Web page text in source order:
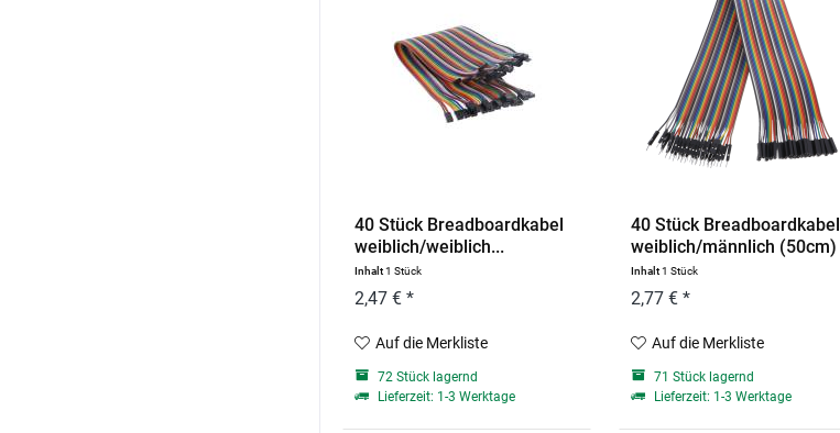
40 Stück Breadboardkabel
weiblich/weiblich...
Inhalt1 Stück
2,47 € *
Auf die Merkliste
72 Stück lagernd
Lieferzeit: 1-3 Werktage
40 Stück Breadboardkabel
weiblich/männlich (50cm)
Inhalt1 Stück
2,77 € *
Auf die Merkliste
71 Stück lagernd
Lieferzeit: 1-3 Werktage